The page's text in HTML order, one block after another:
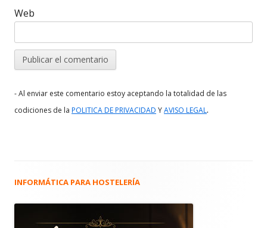
Web
- Al enviar este comentario estoy aceptando la totalidad de las
codiciones de la POLITICA DE PRIVACIDAD YAVISO LEGAL.
Barra
INFORMÁTICA PARA HOSTELERÍA